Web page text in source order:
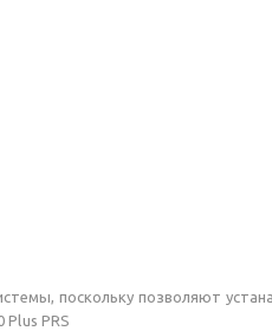
поскольку позволяют
PRS